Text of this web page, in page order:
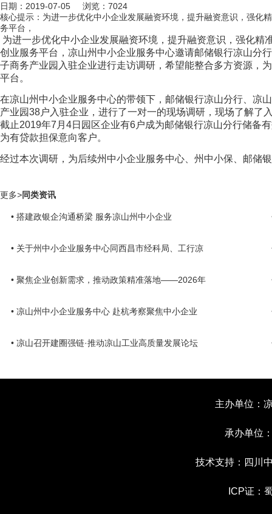
日期：2019-07-05 浏览： 7024
核心提示：为进一步优化中小企业发展融资环境，提升融资意识，强化
务平台，
为进一步优化中小企业发展融资环境，提升融资意识，强化
创业服务平台，凉山州中小企业服务中心邀请邮储银行凉山分
子商务产业园入驻企业进行走访调研，希望能整合多方资源，
平台。
在凉山州中小企业服务中心的带领下，邮储银行凉山分行、凉
产业园38户入驻企业，进行了一对一的现场调研，现场了解了
截止2019年7月4日园区企业有6户成为邮储银行凉山分行储备
为有贷款担保意向客户。
经过本次调研，为后续州中小企业服务中心、州中小保、邮储
更多>同类资讯
• 搭建政银企沟通桥梁 服务凉山州中小企业
• 关于州中小企业服务中心同西昌市经科局、工行凉
• 聚焦企业创新需求，推动政策精准落地——2026年
• 凉山州中小企业服务中心 赴杭考察聚焦中小企业
• 凉山召开建圈强链·推动凉山工业高质量发展论坛
主办单位：
承办单位
技术支持：四川
ICP证：